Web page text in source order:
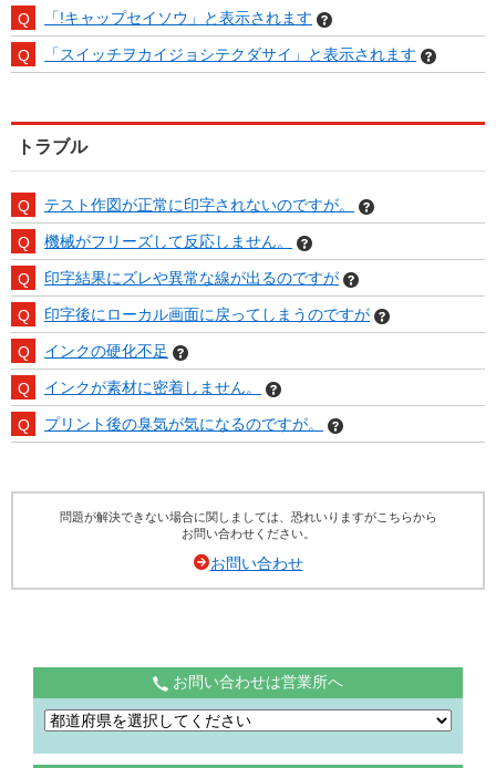
「!キャップセイソウ」と表示されます
「スイッチヲカイジョシテクダサイ」と表示されます
トラブル
テスト作図が正常に印字されないのですが。
機械がフリーズして反応しません。
印字結果にズレや異常な線が出るのですが
印字後にローカル画面に戻ってしまうのですが
インクの硬化不足
インクが素材に密着しません。
プリント後の臭気が気になるのですが。
問題が解決できない場合に関しましては、恐れいりますがこちらから
お問い合わせください。
お問い合わせ
お問い合わせは営業所へ